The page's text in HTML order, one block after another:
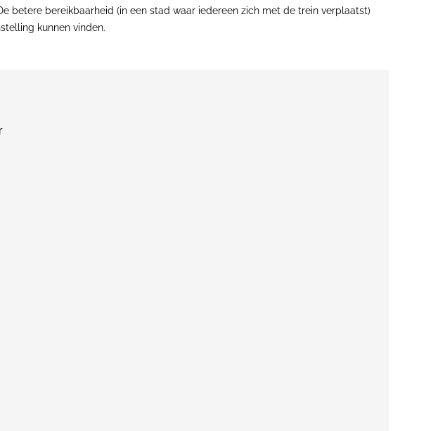
betere bereikbaarheid (in een stad waar iedereen zich met de trein verplaatst)
kunnen vinden.